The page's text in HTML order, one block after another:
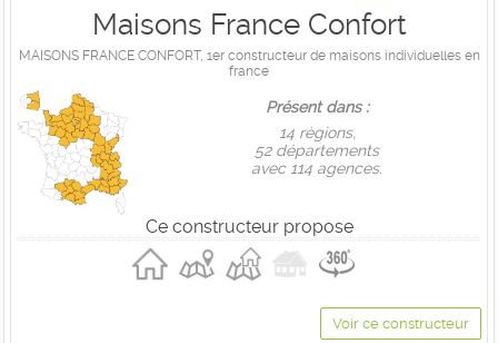
Maisons France Confort
MAISONS FRANCE CONFORT, 1er constructeur de maisons individuelles en
france
Présent dans :
14 règions,
52 départements
avec 114 agences.
Ce constructeur propose
Voir ce constructeur